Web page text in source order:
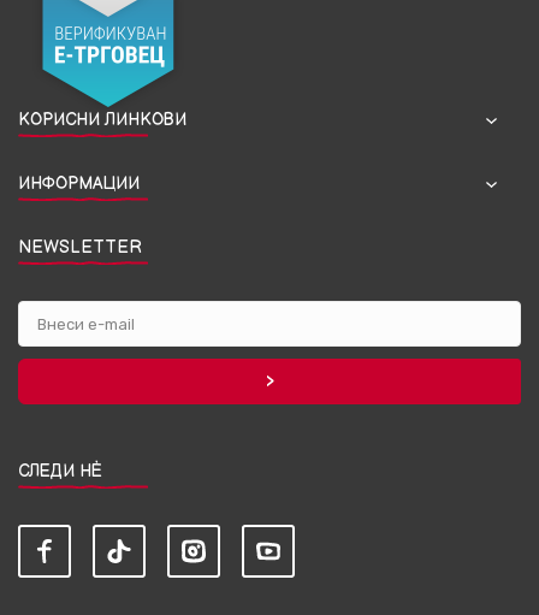
КОРИСНИ ЛИНКОВИ
ИНФОРМАЦИИ
NEWSLETTER
СЛЕДИ НЀ